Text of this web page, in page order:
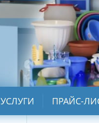
УСЛУГИ ПРАЙС-